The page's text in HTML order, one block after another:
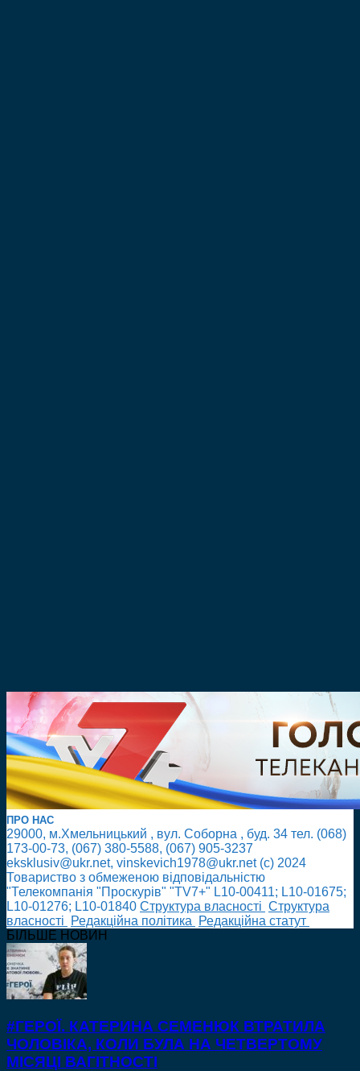
ПРО НАС
29000, м.Хмельницький , вул. Соборна , буд. 34 тел. (068)
173-00-73, (067) 380-5588, (067) 905-3237
eksklusiv@ukr.net, vinskevich1978@ukr.net (с) 2024
Товариство з обмеженою відповідальністю
"Телекомпанія "Проскурів" "TV7+" L10-00411; L10-01675;
L10-01276; L10-01840 Cтруктура власності Cтруктура
власності
Редакційна політика
Редакційна статут
БІЛЬШЕ НОВИН
#ГЕРОЇ. КАТЕРИНА СЕМЕНЮК ВТРАТИЛА
ЧОЛОВІКА, КОЛИ БУЛА НА ЧЕТВЕРТОМУ
МІСЯЦІ ВАГІТНОСТІ